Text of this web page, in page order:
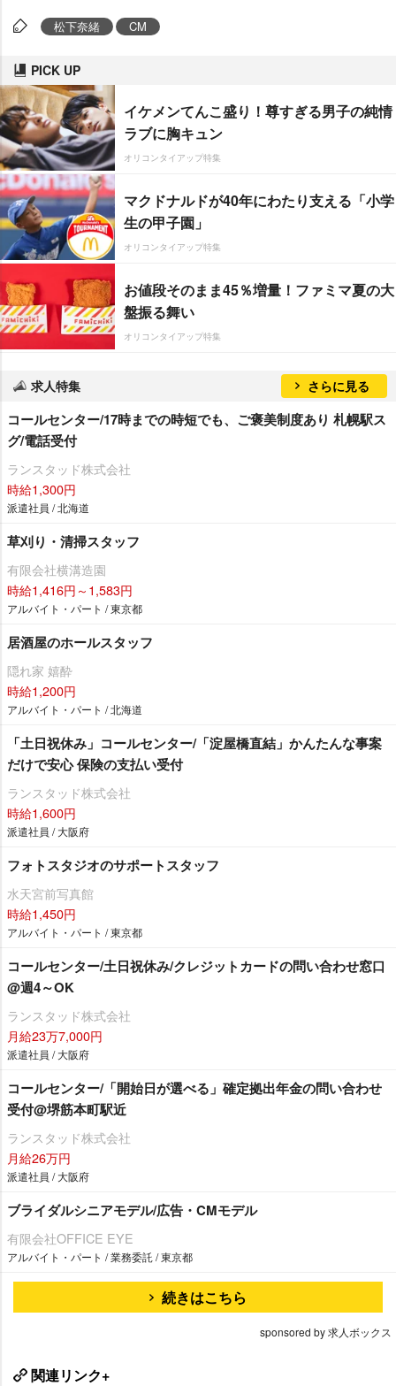
松下奈緒 CM
PICK UP
イケメンてんこ盛り！尊すぎる男子の純情
ラブに胸キュン
オリコンタイアップ特集
マクドナルドが40年にわたり支える「小学
生の甲子園」
オリコンタイアップ特集
お値段そのまま45％増量！ファミマ夏の大
盤振る舞い
オリコンタイアップ特集
求人特集 さらに見る
コールセンター/17時までの時短でも、ご褒美制度あり 札幌駅ス
グ/電話受付
ランスタッド株式会社
時給1,300円
派遣社員 / 北海道
草刈り・清掃スタッフ
有限会社横溝造園
時給1,416円～1,583円
アルバイト・パート / 東京都
居酒屋のホールスタッフ
隠れ家 嬉酔
時給1,200円
アルバイト・パート / 北海道
「土日祝休み」コールセンター/「淀屋橋直結」かんたんな事案
だけで安心 保険の支払い受付
ランスタッド株式会社
時給1,600円
派遣社員 / 大阪府
フォトスタジオのサポートスタッフ
水天宮前写真館
時給1,450円
アルバイト・パート / 東京都
コールセンター/土日祝休み/クレジットカードの問い合わせ窓口
@週4～OK
ランスタッド株式会社
月給23万7,000円
派遣社員 / 大阪府
コールセンター/「開始日が選べる」確定拠出年金の問い合わせ
受付@堺筋本町駅近
ランスタッド株式会社
月給26万円
派遣社員 / 大阪府
ブライダルシニアモデル/広告・CMモデル
有限会社OFFICE EYE
アルバイト・パート / 業務委託 / 東京都
続きはこちら
sponsored by 求人ボックス
関連リンク+